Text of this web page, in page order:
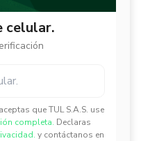
celular.
que TUL S.A.S. use
completa. Declaras
y contáctanos en
✕
✕